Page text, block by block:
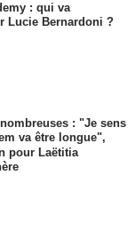
: qui va
Lucie Bernardoni ?
: "Je sens
va être longue",
pour Laëtitia